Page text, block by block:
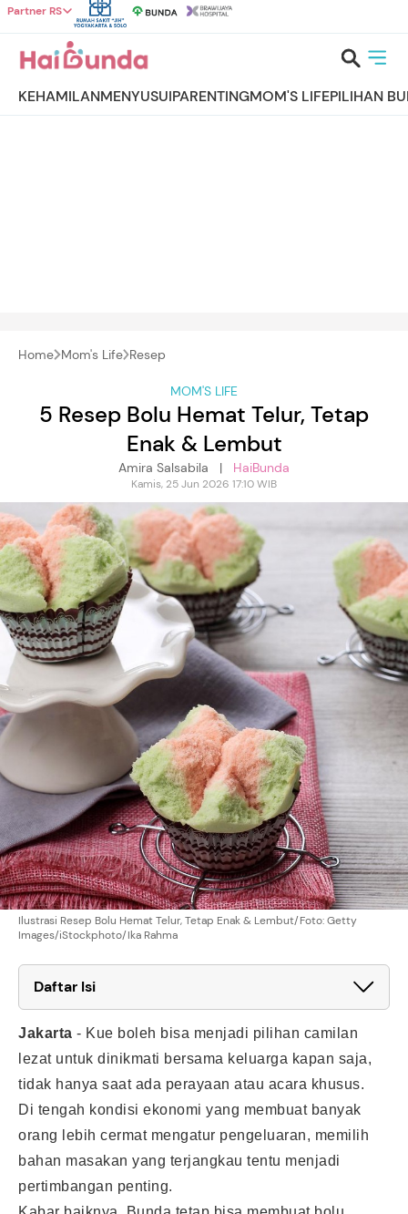
Partner RS
KEHAMILANMENYUSUIPARENTINGMOM'S LIFEPILIHAN
Home Mom's Life Resep
MOM'S LIFE
5 Resep Bolu Hemat Telur, Tetap
Enak & Lembut
Amira Salsabila | HaiBunda
Kamis, 25 Jun 2026 17:10 WIB
Ilustrasi Resep Bolu Hemat Telur, Tetap Enak & Lembut/Foto: Getty
Images/iStockphoto/Ika Rahma
Daftar Isi
Jakarta - Kue boleh bisa menjadi pilihan camilan
lezat untuk dinikmati bersama keluarga kapan saja,
tidak hanya saat ada perayaan atau acara khusus.
Di tengah kondisi ekonomi yang membuat banyak
orang lebih cermat mengatur pengeluaran, memilih
bahan masakan yang terjangkau tentu menjadi
pertimbangan penting.